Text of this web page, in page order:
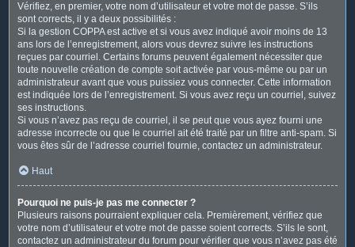
Vérifiez, en premier, votre nom d’utilisateur et votre mot de passe. S’ils
sont corrects, il y a deux possibilités :
Si la gestion COPPA est active et si vous avez indiqué avoir moins de 13
ans lors de l’enregistrement, alors vous devrez suivre les instructions
reçues par courriel. Certains forums peuvent également nécessiter que
toute nouvelle création de compte soit activée par vous-même ou par un
administrateur avant que vous puissiez vous connecter. Cette information
est indiquée lors de l’enregistrement. Si vous avez reçu un courriel, suivez
ses instructions.
Si vous n’avez pas reçu de courriel, il se peut que vous ayez fourni une
adresse incorrecte ou que le courriel ait été traité par un filtre anti-spam. Si
vous êtes sûr de l’adresse courriel fournie, contactez un administrateur.
Haut
Pourquoi ne puis-je pas me connecter ?
Plusieurs raisons pourraient expliquer cela. Premièrement, vérifiez que
votre nom d’utilisateur et votre mot de passe soient corrects. S’ils le sont,
contactez un administrateur du forum pour vérifier que vous n’avez pas été